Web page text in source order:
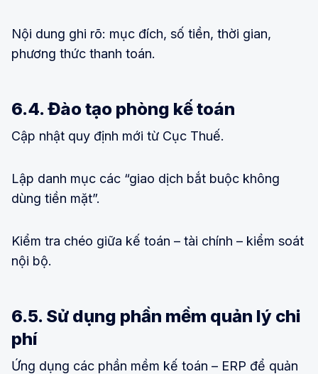
Nội dung ghi rõ: mục đích, số tiền, thời gian,
phương thức thanh toán.
6.4. Đào tạo phòng kế toán
Cập nhật quy định mới từ Cục Thuế.
Lập danh mục các “giao dịch bắt buộc không
dùng tiền mặt”.
Kiểm tra chéo giữa kế toán – tài chính – kiểm soát
nội bộ.
6.5. Sử dụng phần mềm quản lý chi
phí
Ứng dụng các phần mềm kế toán – ERP để quản